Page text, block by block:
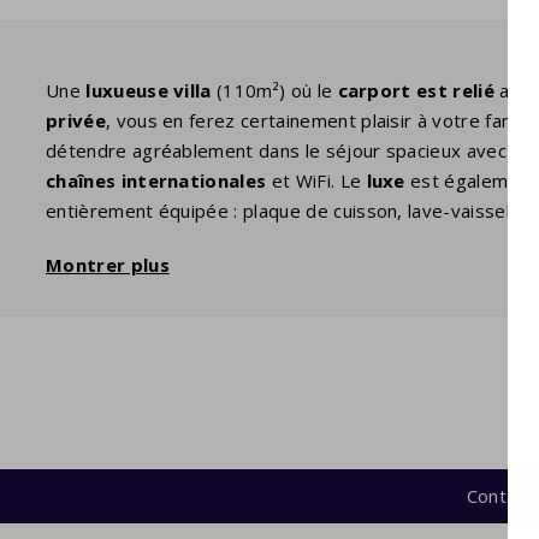
Une luxueuse villa (110m²) où le carport est reliéau
privée, vous en ferez certainement plaisir à votre
détendre agréablement dans le séjour spacieux avec un
chaînes internationales et WiFi. Le luxe est également
entièrement équipée : plaque de cuisson, lave-
confortables lits simples avec sommier à ressorts et
Équipements de cuisine
cuisine ouverte luxueuse
Montrer plus
Contact: